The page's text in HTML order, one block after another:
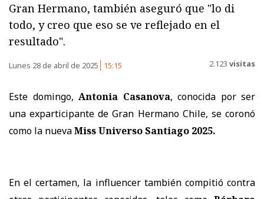
Gran Hermano, también aseguró que "lo di
todo, y creo que eso se ve reflejado en el
resultado".
Lunes 28 de abril de 2025 15:15 2.123 visitas
Este domingo, Antonia Casanova, conocida por ser
una exparticipante de Gran Hermano Chile, se coronó
como la nuevaMiss Universo Santiago 2025.
En el certamen, la influencer también compitió contra